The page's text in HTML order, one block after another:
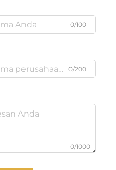
0/100
0/200
0/1000